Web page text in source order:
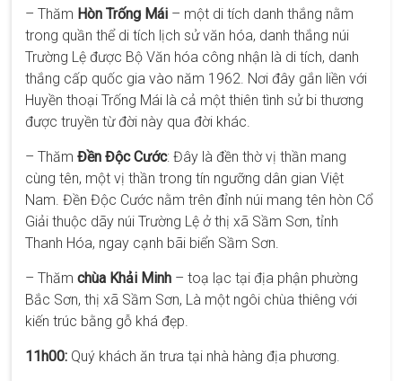
– Thăm Hòn Trống Mái – một di tích danh thắng nằm
trong quần thể di tích lịch sử văn hóa, danh thắng núi
Trường Lệ được Bộ Văn hóa công nhận là di tích, danh
thắng cấp quốc gia vào năm 1962. Nơi đây gắn liền với
Huyền thoại Trống Mái là cả một thiên tình sử bi thương
được truyền từ đời này qua đời khác.
– ThămĐền Độc Cước: Đây là đền thờ vị thần mang
cùng tên, một vị thần trong tín ngưỡng dân gian Việt
Nam. Đền Độc Cước nằm trên đỉnh núi mang tên hòn Cổ
Giải thuộc dãy núi Trường Lệ ở thị xã Sầm Sơn, tỉnh
Thanh Hóa, ngay cạnh bãi biển Sầm Sơn.
– Thămchùa Khải Minh – toạ lạc tại địa phận phường
Bắc Sơn, thị xã Sầm Sơn, Là một ngôi chùa thiêng với
kiến trúc bằng gỗ khá đẹp.
11h00: Quý khách ăn trưa tại nhà hàng địa phương.